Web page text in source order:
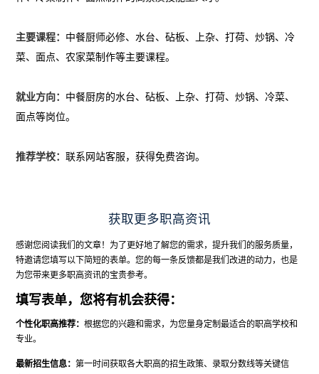
主要课程： 中餐厨师必修、水台、砧板、上杂、打荷、炒锅、冷
菜、面点、农家菜制作等主要课程。
就业方向： 中餐厨房的水台、砧板、上杂、打荷、炒锅、冷菜、
面点等岗位。
推荐学校：联系网站客服，获得免费咨询。
获取更多职高资讯
感谢您阅读我们的文章！为了更好地了解您的需求，提升我们的服务质量，
特邀请您填写以下简短的表单。您的每一条反馈都是我们改进的动力，也是
为您带来更多职高资讯的宝贵参考。
填写表单，您将有机会获得：
个性化职高推荐：根据您的兴趣和需求，为您量身定制最适合的职高学校和
专业。
最新招生信息：第一时间获取各大职高的招生政策、录取分数线等关键信